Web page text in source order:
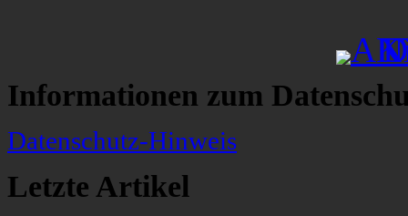
Informationen zum
Datenschutz-Hinweis
Letzte Artikel